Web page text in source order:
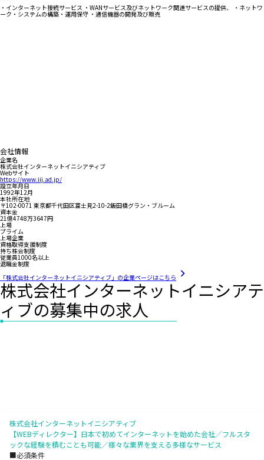
・インターネット接続サービス ・WANサービス及びネットワーク関連サービスの提供、 ・ネットワ
ーク・システムの構築・運用保守 ・通信機器の開発及び販売
会社情報
企業名
株式会社インターネットイニシアティブ
Webサイト
https://www.iij.ad.jp/
設立年月日
1992年12月
本社所在地
〒102-0071 東京都千代田区富士見2-10-2飯田橋グラン・ブルーム
資本金
21億4748万3647円
上場
プライム
上場企業
資格取得支援制度
持ち株会制度
従業員1000名以上
退職金制度
「株式会社インターネットイニシアティブ」の企業ページはこちら
株式会社インターネットイニシアテ
ィブの募集中の求人
株式会社インターネットイニシアティブ
【WEBディレクター】日本で初めてインターネットを始めた会社／フルスタ
ックな経験を積むことも可能／様々な業界を支える多様なサービス
■必須条件